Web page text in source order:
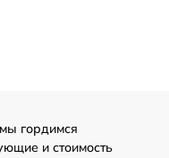
гордимся
и стоимость